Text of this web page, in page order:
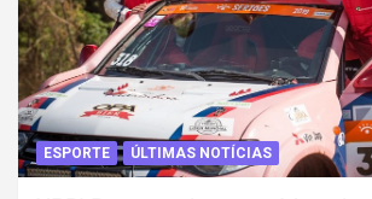
ESPORTE ÚLTIMAS NOTÍCIAS